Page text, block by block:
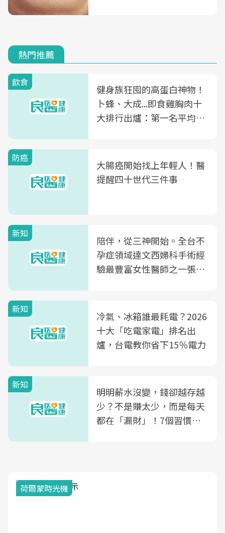
熱門推薦
飲食
健身族狂囤的高蛋白神物！
卜蜂、大成...即食雞胸肉十
大排行出爐：第一名平均一
防癌
大腸癌開始找上年輕人！醫
提醒四十世代三件事
新知
陪伴，從三神開始。全台不
孕症領域達文西婦科手術經
驗最豐富女性醫師之一張永
光田醫院建構360度女性健
康照護生態圈
新知
冷氣、冰箱誰最耗電？2026
十大「吃電家電」排名出
爐，台電教你省下15％電力
新知
明明薪水沒變，錢卻越存越
少？不是賺太少，而是每天
都在「漏財」！7個習慣一
荷爾蒙時光機